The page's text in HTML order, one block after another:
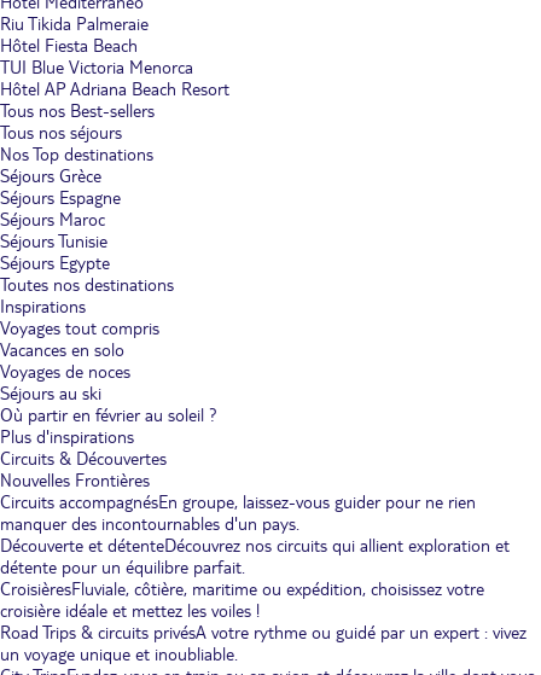
Riu Tikida Palmeraie
Hôtel Fiesta Beach
TUI Blue Victoria Menorca
Hôtel AP Adriana Beach Resort
Tous nos Best-sellers
Tous nos séjours
Nos Top destinations
Séjours Grèce
Séjours Espagne
Séjours Maroc
Séjours Tunisie
Séjours Egypte
Toutes nos destinations
Inspirations
Voyages tout compris
Vacances en solo
Voyages de noces
Séjours au ski
Où partir en février au soleil ?
Plus d'inspirations
Circuits & Découvertes
Nouvelles Frontières
Circuits accompagnésEn groupe, laissez-vous guider pour ne rien
manquer des incontournables d'un pays.
Découverte et détenteDécouvrez nos circuits qui allient exploration et
détente pour un équilibre parfait.
CroisièresFluviale, côtière, maritime ou expédition, choisissez votre
croisière idéale et mettez les voiles !
Road Trips & circuits privésA votre rythme ou guidé par un expert : vivez
un voyage unique et inoubliable.